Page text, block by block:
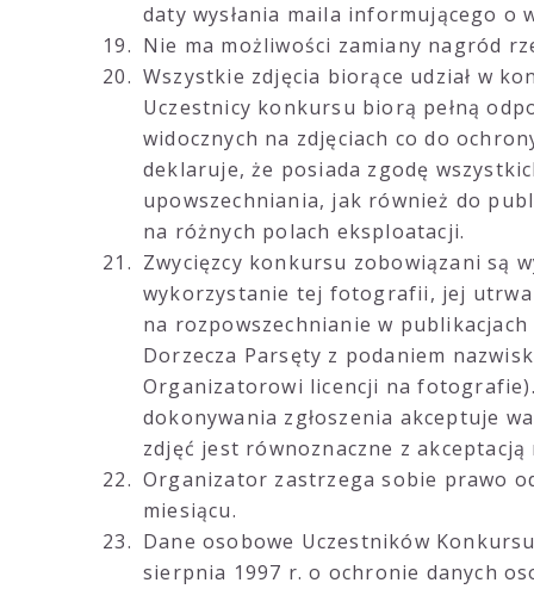
daty wysłania maila informującego o
Nie ma możliwości zamiany nagród
Wszystkie zdjęcia biorące udział w
Uczestnicy konkursu biorą pełną
widocznych na zdjęciach co do
deklaruje, że posiada zgodę
upowszechniania, jak również do
na różnych polach eksploatacji.
Zwycięzcy konkursu zobowiązani są
wykorzystanie tej fotografii, jej
na rozpowszechnianie w
Dorzecza Parsęty z podaniem
Organizatorowi licencji na fotografie).
dokonywania zgłoszenia akceptuje
zdjęć jest równoznaczne z
Organizator zastrzega sobie prawo
miesiącu.
Dane osobowe Uczestników
sierpnia 1997 r. o ochronie danych